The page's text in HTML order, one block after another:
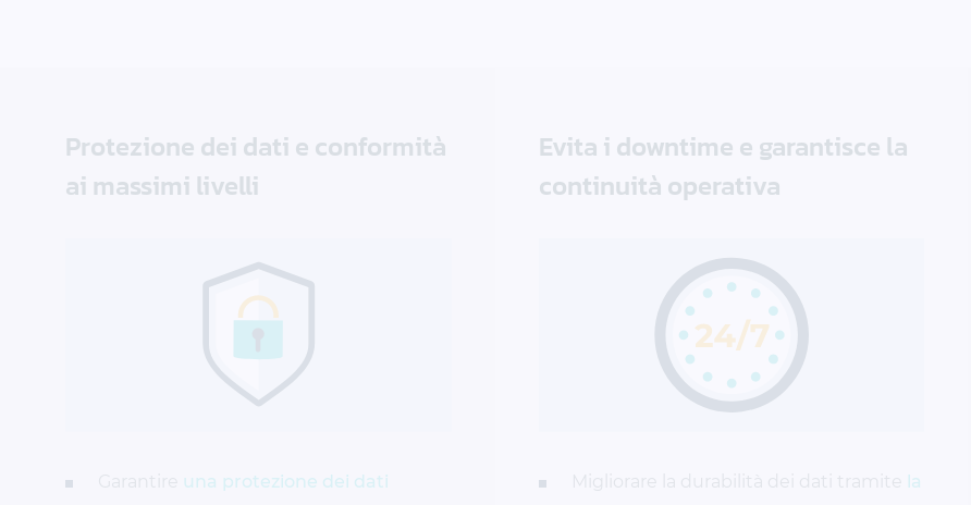
Protezione dei dati e conformità
ai massimi livelli
una protezione dei dati
Evita i downtime e garantisce la
continuità operativa
la